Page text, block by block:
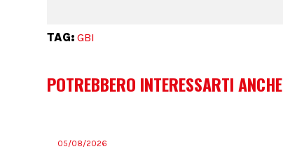
TAG: GBI
POTREBBERO INTERESSARTI ANCHE
05/08/2026